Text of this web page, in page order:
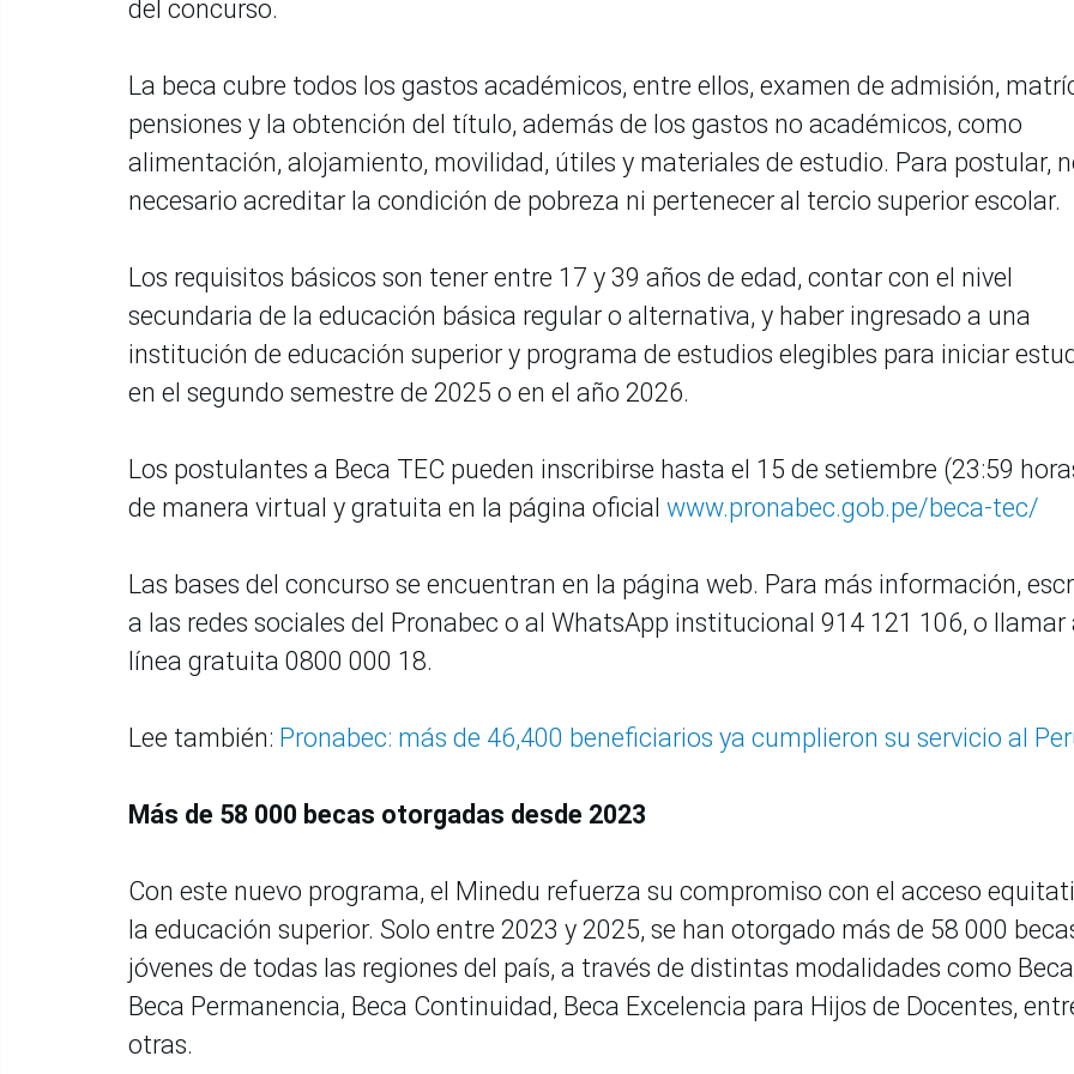
del concurso.
La beca cubre todos los gastos académicos, entre ellos, examen de admisión,
pensiones y la obtención del título, además de los gastos no académicos, como
alimentación, alojamiento, movilidad, útiles y materiales de estudio. Para postular,
necesario acreditar la condición de pobreza ni pertenecer al tercio superior escolar.
Los requisitos básicos son tener entre 17 y 39 años de edad, contar con el nivel
secundaria de la educación básica regular o alternativa, y haber ingresado a una
institución de educación superior y programa de estudios elegibles para iniciar
en el segundo semestre de 2025 o en el año 2026.
Los postulantes a Beca TEC pueden inscribirse hasta el 15 de setiembre (23:59
de manera virtual y gratuita en la página oficial www.pronabec.gob.pe/beca-tec/
Las bases del concurso se encuentran en la página web. Para más información,
a las redes sociales del Pronabec o al WhatsApp institucional 914 121 106, o llamar
línea gratuita 0800 000 18.
Lee también: Pronabec: más de 46,400 beneficiarios ya cumplieron su servicio al
Más de 58 000 becas otorgadas desde 2023
Con este nuevo programa, el Minedu refuerza su compromiso con el acceso
la educación superior. Solo entre 2023 y 2025, se han otorgado más de 58 000
jóvenes de todas las regiones del país, a través de distintas modalidades como
Beca Permanencia, Beca Continuidad, Beca Excelencia para Hijos de Docentes,
otras.